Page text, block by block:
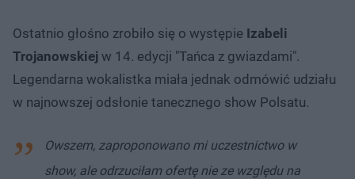
Ostatnio głośno zrobiło się o występie Izabeli
Trojanowskiej w 14. edycji "Tańca z gwiazdami".
Legendarna wokalistka miała jednak odmówić udziału
w najnowszej odsłonie tanecznego show Polsatu.
Owszem, zaproponowano mi uczestnictwo w
show, ale odrzuciłam ofertę nie ze względu na